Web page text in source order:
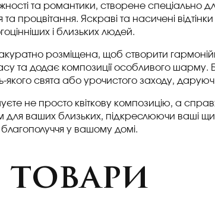
та романтики, створене
та процвітання. Яскраві та насичені
і близьких людей.
акуратно розміщена, щоб створити
та додає композиції особливого
свята або урочистого заходу,
не просто квіткову композицію, а
ваших близьких, підкреслюючи ваші щирі
у вашому домі.